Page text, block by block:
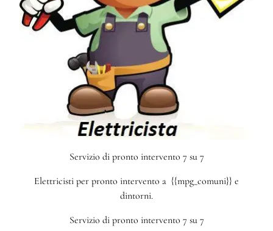
Servizio di pronto intervento 7 su 7
Elettricisti per pronto intervento a {{mpg_comuni}} e
dintorni.
Servizio di pronto intervento 7 su 7